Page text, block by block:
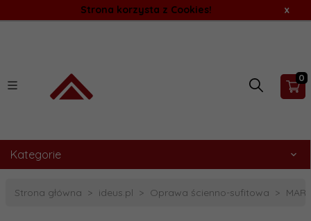
Strona korzysta z Cookies! x
0
Kategorie
Strona główna ideus.pl Oprawa ścienno-sufitowa